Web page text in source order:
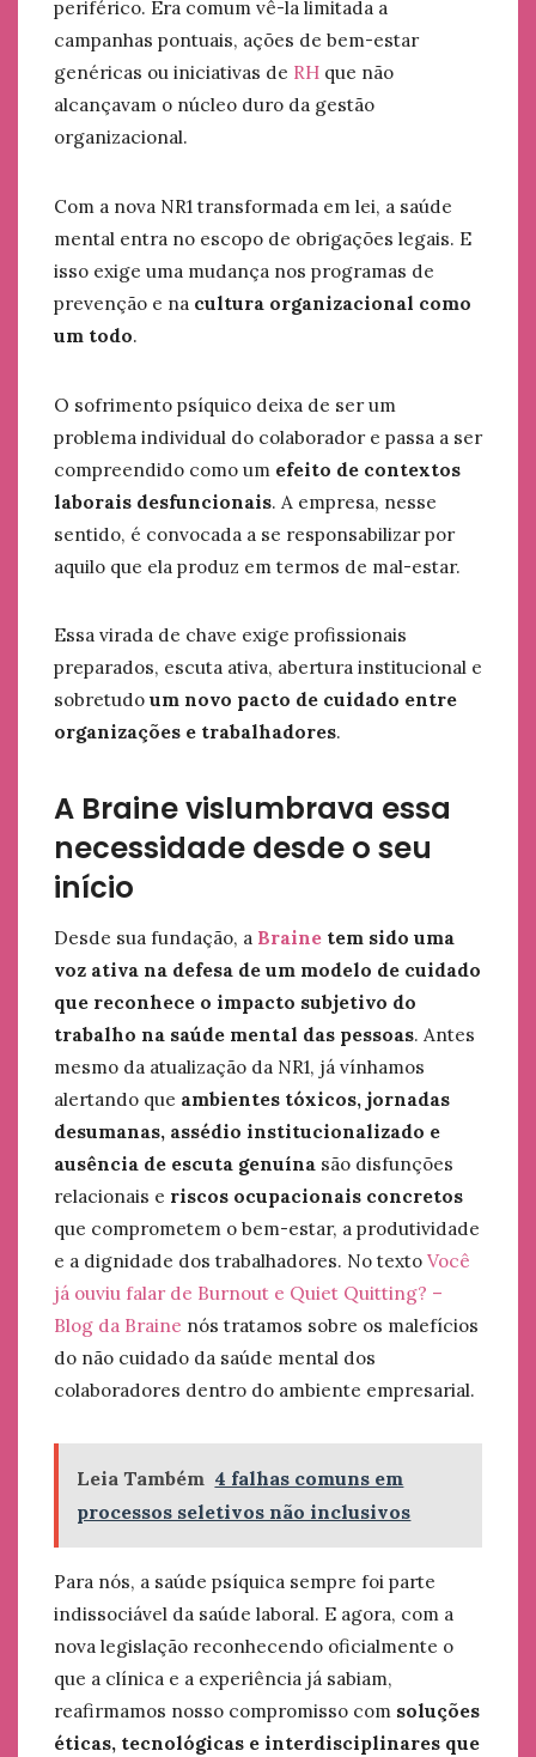
periférico. Era comum vê-la limitada a
campanhas pontuais, ações de bem-estar
genéricas ou iniciativas de RH que não
alcançavam o núcleo duro da gestão
organizacional.
Com a nova NR1 transformada em lei, a saúde
mental entra no escopo de obrigações legais. E
isso exige uma mudança nos programas de
prevenção e na cultura organizacional como
um todo.
O sofrimento psíquico deixa de ser um
problema individual do colaborador e passa a ser
compreendido como um efeito de contextos
laborais desfuncionais. A empresa, nesse
sentido, é convocada a se responsabilizar por
aquilo que ela produz em termos de mal-estar.
Essa virada de chave exige profissionais
preparados, escuta ativa, abertura institucional e
sobretudo um novo pacto de cuidado entre
organizações e trabalhadores.
A Braine vislumbrava essa
necessidade desde o seu
início
Desde sua fundação, a Braine tem sido uma
voz ativa na defesa de um modelo de cuidado
que reconhece o impacto subjetivo do
trabalho na saúde mental das pessoas. Antes
mesmo da atualização da NR1, já vínhamos
alertando que ambientes tóxicos, jornadas
desumanas, assédio institucionalizado e
ausência de escuta genuína são disfunções
relacionais e riscos ocupacionais concretos
que comprometem o bem-estar, a produtividade
e a dignidade dos trabalhadores. No texto Você
já ouviu falar de Burnout e Quiet Quitting? –
Blog da Braine nós tratamos sobre os malefícios
do não cuidado da saúde mental dos
colaboradores dentro do ambiente empresarial.
Leia Também 4 falhas comuns em
processos seletivos não inclusivos
Para nós, a saúde psíquica sempre foi parte
indissociável da saúde laboral. E agora, com a
nova legislação reconhecendo oficialmente o
que a clínica e a experiência já sabiam,
reafirmamos nosso compromisso com soluções
éticas, tecnológicas e interdisciplinares que